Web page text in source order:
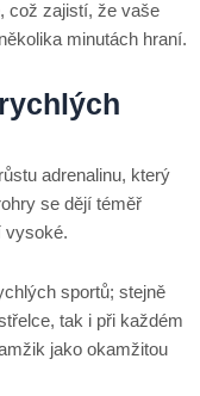
což zajistí, že vaše
minutách hraní.
adrenalinu, který
se dějí téměř
vysoké.
sportů; stejně
tak i při každém
jako okamžitou